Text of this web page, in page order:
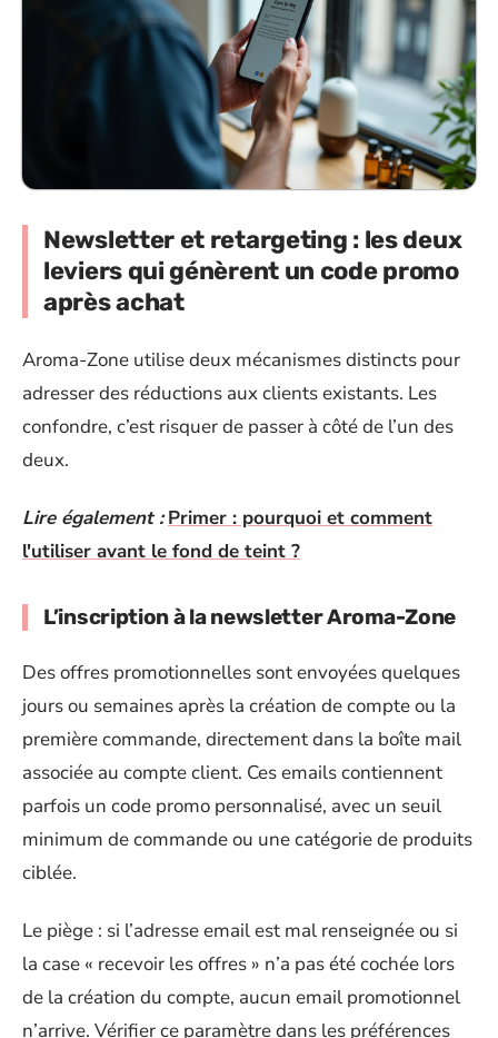
Newsletter et retargeting : les deux
leviers qui génèrent un code promo
après achat
Aroma-Zone utilise deux mécanismes distincts pour
adresser des réductions aux clients existants. Les
confondre, c’est risquer de passer à côté de l’un des
deux.
Lire également : Primer : pourquoi et comment
l'utiliser avant le fond de teint ?
L’inscription à la newsletter Aroma-Zone
Des offres promotionnelles sont envoyées quelques
jours ou semaines après la création de compte ou la
première commande, directement dans la boîte mail
associée au compte client. Ces emails contiennent
parfois un code promo personnalisé, avec un seuil
minimum de commande ou une catégorie de produits
ciblée.
Le piège : si l’adresse email est mal renseignée ou si
la case « recevoir les offres » n’a pas été cochée lors
de la création du compte, aucun email promotionnel
n’arrive. Vérifier ce paramètre dans les préférences